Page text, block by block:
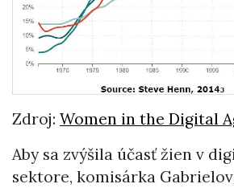
Zdroj: Women in the Digital
Aby sa zvýšila účasť žien v
sektore, komisárka